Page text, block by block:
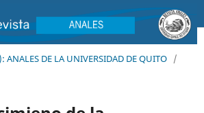
DE LA UNIVERSIDAD DE QUITO /